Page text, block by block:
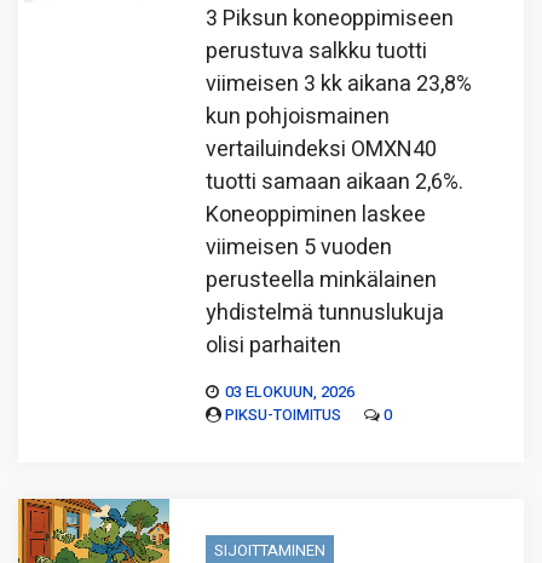
3 Piksun koneoppimiseen
perustuva salkku tuotti
viimeisen 3 kk aikana 23,8%
kun pohjoismainen
vertailuindeksi OMXN40
tuotti samaan aikaan 2,6%.
Koneoppiminen laskee
viimeisen 5 vuoden
perusteella minkälainen
yhdistelmä tunnuslukuja
olisi parhaiten
03 ELOKUUN, 2026
PIKSU-TOIMITUS
0
SIJOITTAMINEN